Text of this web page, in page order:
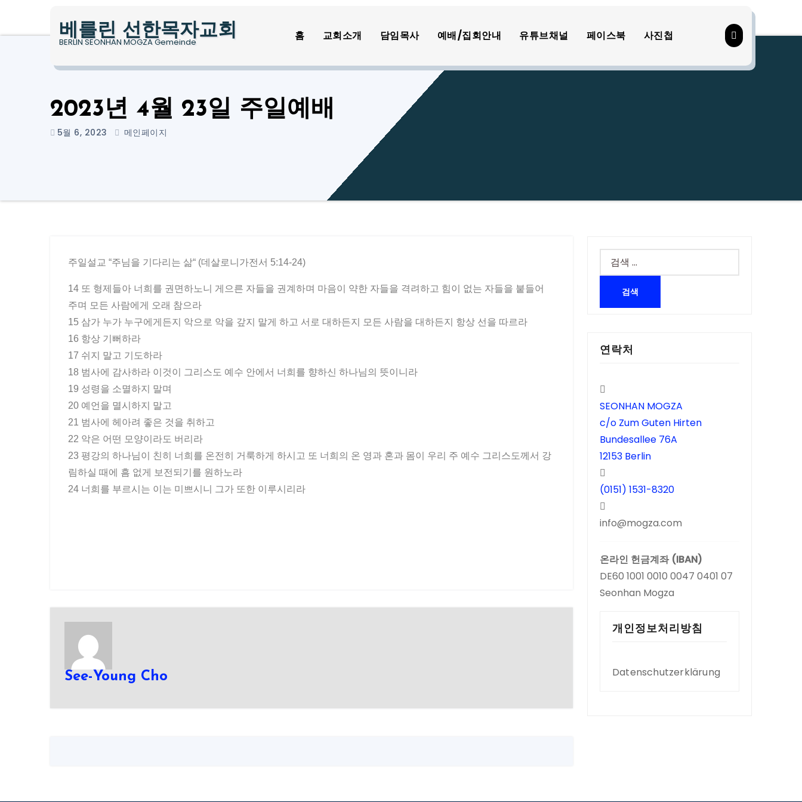
베를린 선한목자교회
BERLIN SEONHAN MOGZA Gemeinde 홈 교회소개 담임목사 예배/집회안내 유튜브채널 페이스북 사진첩
2023년 4월 23일 주일예배
5월 6, 2023 메인페이지
주일설교 “주님을 기다리는 삶“ (데살로니가전서 5:14-24)
14 또 형제들아 너희를 권면하노니 게으른 자들을 권계하며 마음이 약한 자들을 격려하고 힘이 없는 자들을 붙들어
주며 모든 사람에게 오래 참으라
15 삼가 누가 누구에게든지 악으로 악을 갚지 말게 하고 서로 대하든지 모든 사람을 대하든지 항상 선을 따르라
16 항상 기뻐하라
17 쉬지 말고 기도하라
18 범사에 감사하라 이것이 그리스도 예수 안에서 너희를 향하신 하나님의 뜻이니라
19 성령을 소멸하지 말며
20 예언을 멸시하지 말고
21 범사에 헤아려 좋은 것을 취하고
22 악은 어떤 모양이라도 버리라
23 평강의 하나님이 친히 너희를 온전히 거룩하게 하시고 또 너희의 온 영과 혼과 몸이 우리 주 예수 그리스도께서 강
림하실 때에 흠 없게 보전되기를 원하노라
24 너희를 부르시는 이는 미쁘시니 그가 또한 이루시리라
See-Young Cho
연락처
SEONHAN MOGZA
c/o Zum Guten Hirten
Bundesallee 76A
12153 Berlin
(0151) 1531-8320
info@mogza.com
온라인 헌금계좌 (IBAN)
DE60 1001 0010 0047 0401 07
Seonhan Mogza
개인정보처리방침
Datenschutzerklärung